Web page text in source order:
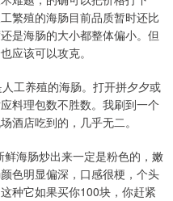
繁殖的海肠目前品质暂时还比
是海肠的大小都整体偏小。但
应该可以攻克。
工养殖的海肠。打开拼夕夕或
料理包数不胜数。我刷到一个
酒店吃到的，几乎无二。
海肠炒出来一定是粉色的，嫩
色明显偏深，口感很梗，个头
种它如果买你100块，你赶紧